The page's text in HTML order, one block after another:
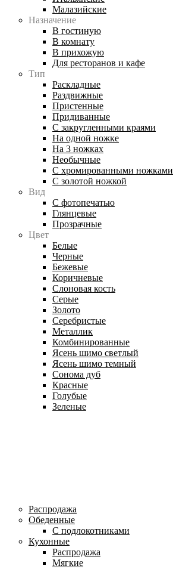
Малазийские
Назначение
В гостиную
В комнату
В прихожую
Для ресторанов и кафе
Тип
Раскладные
Раздвижные
Пристенные
Придиванные
С закругленными краями
На одной ножке
На 3 ножках
Необычные
С хромированными ножками
С золотой ножкой
Вид
С фотопечатью
Глянцевые
Прозрачные
Цвет
Белые
Черные
Бежевые
Коричневые
Слоновая кость
Серые
Золото
Серебристые
Металлик
Комбинированные
Ясень шимо светлый
Ясень шимо темный
Сонома дуб
Красные
Голубые
Зеленые
Распродажа
Обеденные
С подлокотниками
Кухонные
Распродажа
Мягкие